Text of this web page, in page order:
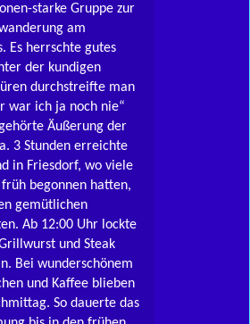
starke Gruppe zur
am
Es herrschte gutes
der kundigen
durchstreifte man
war ich ja noch nie“
Äußerung der
3 Stunden erreichte
in Friesdorf, wo viele
begonnen hatten,
gemütlichen
Ab 12:00 Uhr lockte
und Steak
Bei wunderschönem
und Kaffee blieben
So dauerte das